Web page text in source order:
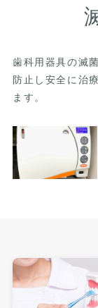
歯科用器具の滅
防止し安全に治
ます。